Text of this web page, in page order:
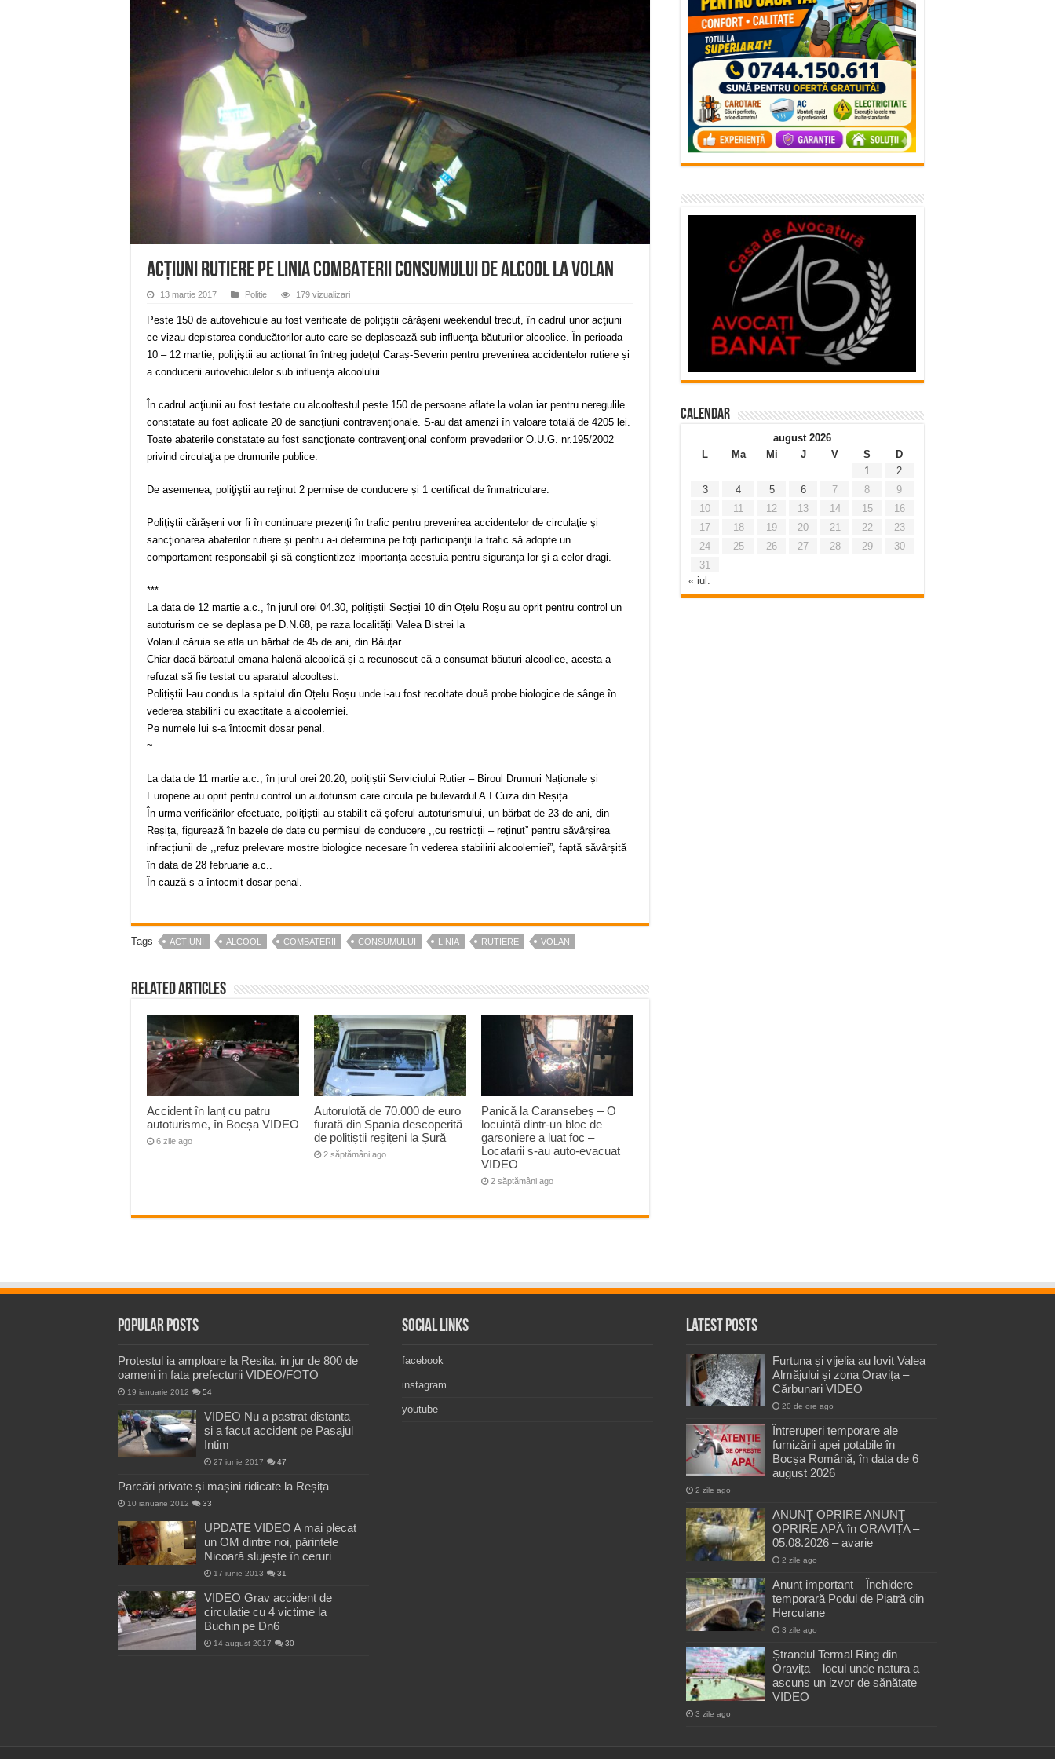
Miresme de lavandă, mentă și flori de vară și râsete de copii la Carașova VIDEO
ANUNȚ OPRIRE APĂ în Reșița – avarie – 04.08.2026 – str. Văliugului și Plastomet
ANUNŢ OPRIRE APĂ în CARANSEBEȘ – 04.08.2026 – avarie – Calea Severinului
ANUNŢ OPRIRE APĂ în CARANSEBEȘ avarie
ANUNȚ OPRIRE APĂ în Reșița, cartier Țerova – avarie – 04.08.2026
ACȚIUNI RUTIERE PE LINIA COMBATERII CONSUMULUI DE ALCOOL LA VOLAN
13 martie 2017 Politie 179 vizualizari
Peste 150 de autovehicule au fost verificate de poliţiştii cărășeni weekendul trecut, în cadrul unor acţiuni
ce vizau depistarea conducătorilor auto care se deplasează sub influenţa băuturilor alcoolice. În perioada
10 – 12 martie, poliţiştii au acționat în întreg judeţul Caraș-Severin pentru prevenirea accidentelor rutiere și
a conducerii autovehiculelor sub influenţa alcoolului.
În cadrul acţiunii au fost testate cu alcooltestul peste 150 de persoane aflate la volan iar pentru neregulile
constatate au fost aplicate 20 de sancţiuni contravenţionale. S-au dat amenzi în valoare totală de 4205 lei.
Toate abaterile constatate au fost sancţionate contravenţional conform prevederilor O.U.G. nr.195/2002
privind circulaţia pe drumurile publice.
De asemenea, poliţiştii au reţinut 2 permise de conducere și 1 certificat de înmatriculare.
Poliţiştii cărășeni vor fi în continuare prezenţi în trafic pentru prevenirea accidentelor de circulaţie şi
sancţionarea abaterilor rutiere şi pentru a-i determina pe toţi participanţii la trafic să adopte un
comportament responsabil şi să conştientizez importanţa acestuia pentru siguranţa lor şi a celor dragi.
***
La data de 12 martie a.c., în jurul orei 04.30, polițiștii Secției 10 din Oțelu Roșu au oprit pentru control un
autoturism ce se deplasa pe D.N.68, pe raza localității Valea Bistrei la
Volanul căruia se afla un bărbat de 45 de ani, din Băuțar.
Chiar dacă bărbatul emana halenă alcoolică și a recunoscut că a consumat băuturi alcoolice, acesta a
refuzat să fie testat cu aparatul alcooltest.
Polițiștii l-au condus la spitalul din Oțelu Roșu unde i-au fost recoltate două probe biologice de sânge în
vederea stabilirii cu exactitate a alcoolemiei.
Pe numele lui s-a întocmit dosar penal.
~
La data de 11 martie a.c., în jurul orei 20.20, polițiștii Serviciului Rutier – Biroul Drumuri Naționale și
Europene au oprit pentru control un autoturism care circula pe bulevardul A.I.Cuza din Reșița.
În urma verificărilor efectuate, polițiștii au stabilit că șoferul autoturismului, un bărbat de 23 de ani, din
Reșița, figurează în bazele de date cu permisul de conducere ,,cu restricții – reținut” pentru săvârșirea
infracțiunii de ,,refuz prelevare mostre biologice necesare în vederea stabilirii alcoolemiei”, faptă săvârșită
în data de 28 februarie a.c..
În cauză s-a întocmit dosar penal.
Tags ACTIUNI ALCOOL COMBATERII CONSUMULUI LINIA RUTIERE VOLAN
Related Articles
Accident în lanț cu patru
autoturisme, în Bocșa VIDEO
6 zile ago
Autorulotă de 70.000 de euro
furată din Spania descoperită
de polițiștii reșițeni la Șură
2 săptămâni ago
Panică la Caransebeș – O
locuință dintr-un bloc de
garsoniere a luat foc –
Locatarii s-au auto-evacuat
VIDEO
2 săptămâni ago
Calendar
august 2026
L
Ma Mi J V S
D
1
2
3
4 5 6 7 8
9
10
11 12 13 14 15
16
17
18 19 20 21 22
23
24
25 26 27 28 29
30
31
« iul.
Popular Posts
Protestul ia amploare la Resita, in jur de 800 de
oameni in fata prefecturii VIDEO/FOTO
19 ianuarie 2012 54
VIDEO Nu a pastrat distanta
si a facut accident pe Pasajul
Intim
27 iunie 2017 47
Parcări private și mașini ridicate la Reșița
10 ianuarie 2012 33
UPDATE VIDEO A mai plecat
un OM dintre noi, părintele
Nicoară slujește în ceruri
17 iunie 2013 31
VIDEO Grav accident de
circulatie cu 4 victime la
Buchin pe Dn6
14 august 2017 30
Social Links
facebook
instagram
youtube
Latest Posts
Furtuna și vijelia au lovit Valea
Almăjului și zona Oravița –
Cărbunari VIDEO
20 de ore ago
Întreruperi temporare ale
furnizării apei potabile în
Bocșa Română, în data de 6
august 2026
2 zile ago
ANUNŢ OPRIRE ANUNŢ
OPRIRE APĂ în ORAVIȚA –
05.08.2026 – avarie
2 zile ago
Anunț important – Închidere
temporară Podul de Piatră din
Herculane
3 zile ago
Ștrandul Termal Ring din
Oravița – locul unde natura a
ascuns un izvor de sănătate
VIDEO
3 zile ago